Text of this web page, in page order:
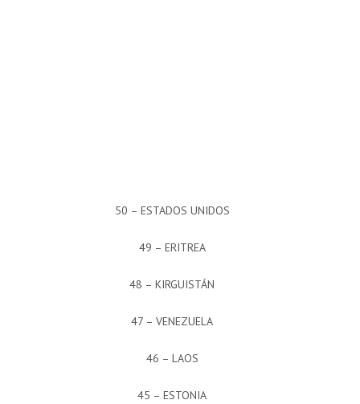
50 – ESTADOS UNIDOS
49 – ERITREA
48 – KIRGUISTÁN
47 – VENEZUELA
46 – LAOS
45 – ESTONIA